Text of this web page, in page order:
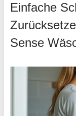
Einfache
Sense